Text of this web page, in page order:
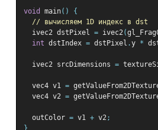
void main()
{
// вычисляем 1D индекс в dst
  ivec2 dstPixel
= ivec2(
int dstIndex = dstPixel .y *
  ivec2 srcDimensions
=
  vec4 v1
=
  vec4 v2
=
  outColor
= v1 + v2;
}